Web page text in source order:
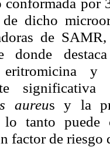
de dicho
de
donde
eritromicina y
aureus y la
tanto puede
factor de riesgo